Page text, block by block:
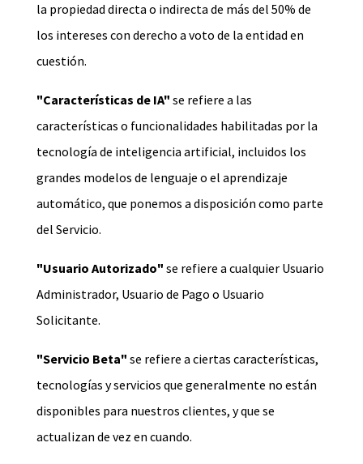
la propiedad directa o indirecta de más del 50% de
los intereses con derecho a voto de la entidad en
cuestión.
"Características de IA" se refiere a las
características o funcionalidades habilitadas por la
tecnología de inteligencia artificial, incluidos los
grandes modelos de lenguaje o el aprendizaje
automático, que ponemos a disposición como parte
del Servicio.
"Usuario Autorizado" se refiere a cualquier Usuario
Administrador, Usuario de Pago o Usuario
Solicitante.
"Servicio Beta" se refiere a ciertas características,
tecnologías y servicios que generalmente no están
disponibles para nuestros clientes, y que se
actualizan de vez en cuando.